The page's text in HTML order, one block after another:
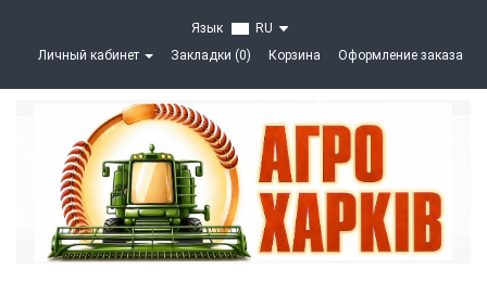
Язык
RU
Личный кабинет
Закладки (0) Корзина Оформление заказа